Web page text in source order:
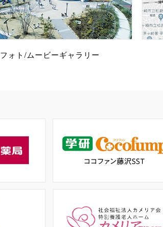
フォト/ムービーギャラリー